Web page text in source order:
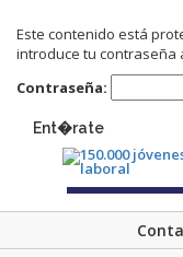
Este contenido está
introduce tu contraseña
Contraseña:
Ent�rate